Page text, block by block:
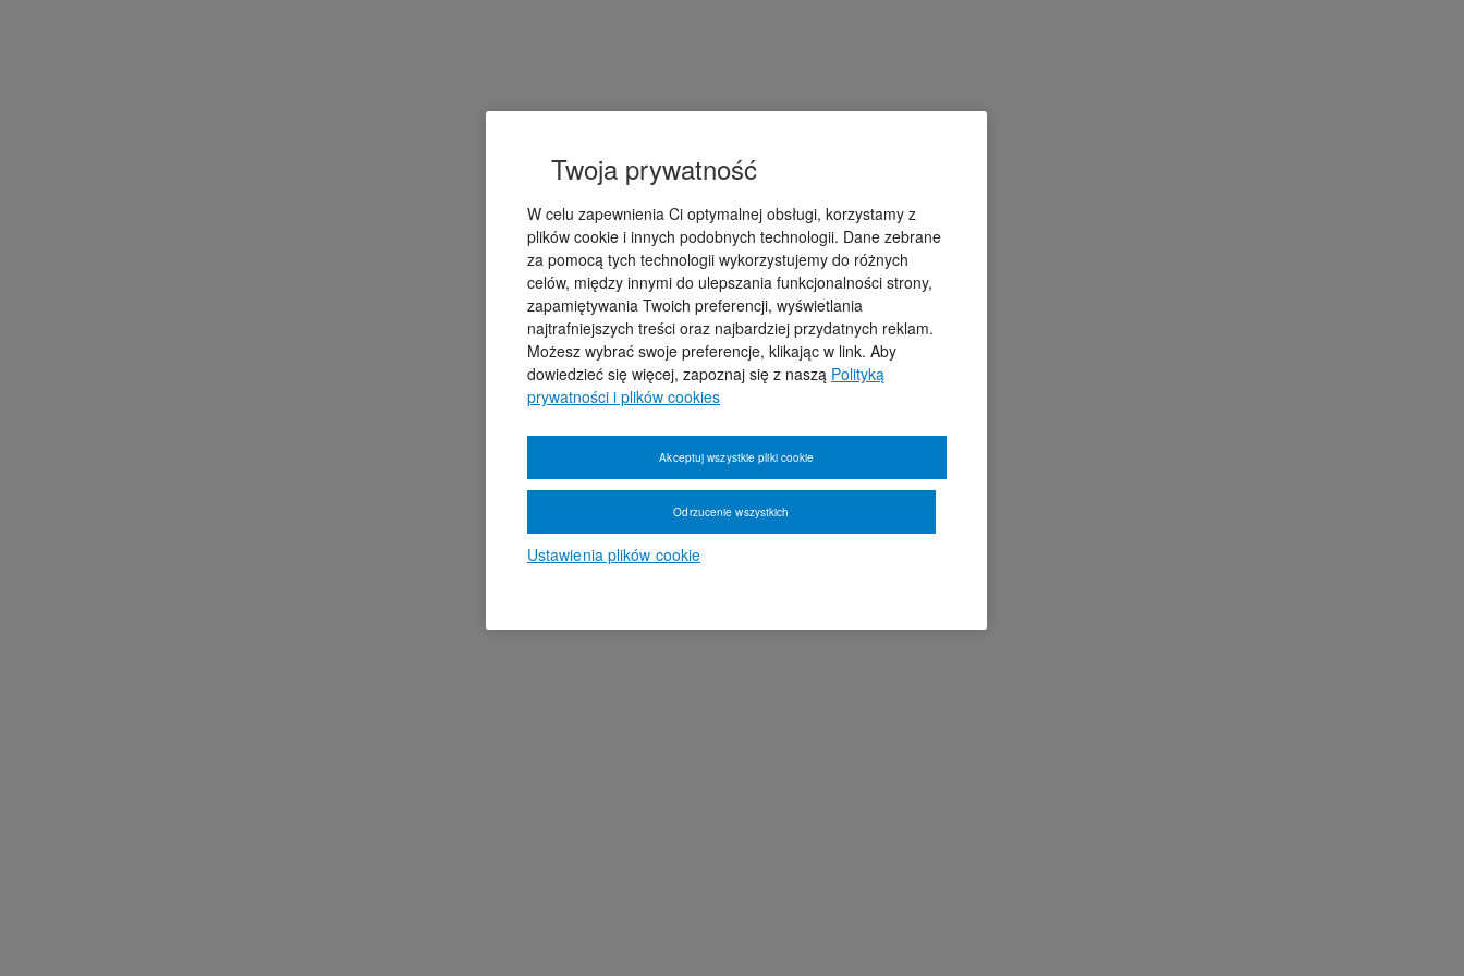
Twoja prywatność
W celu zapewnienia Ci optymalnej obsługi, korzystamy z
plików cookie i innych podobnych technologii. Dane zebrane
za pomocą tych technologii wykorzystujemy do różnych
celów, między innymi do ulepszania funkcjonalności strony,
zapamiętywania Twoich preferencji, wyświetlania
najtrafniejszych treści oraz najbardziej przydatnych reklam.
Możesz wybrać swoje preferencje, klikając w link. Aby
dowiedzieć się więcej, zapoznaj się z naszą Polityką
prywatności i plików cookies
Ustawienia plików cookie
Odrzucenie wszystkich
Akceptuj wszystkie pliki cookie